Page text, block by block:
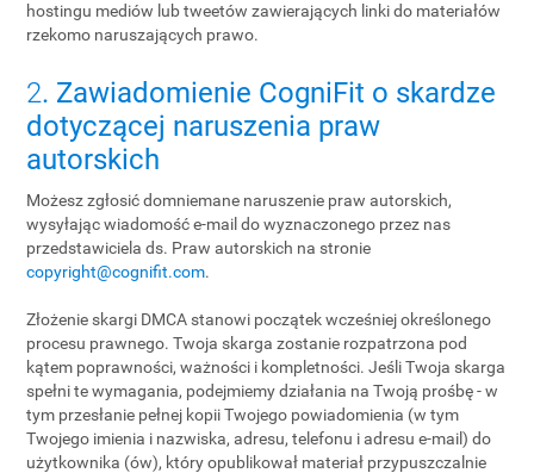
hostingu mediów lub tweetów zawierających linki do materiałów
rzekomo naruszających prawo.
2. Zawiadomienie CogniFit o skardze
dotyczącej naruszenia praw
autorskich
Możesz zgłosić domniemane naruszenie praw autorskich,
wysyłając wiadomość e-mail do wyznaczonego przez nas
przedstawiciela ds. Praw autorskich na stronie
copyright@cognifit.com.
Złożenie skargi DMCA stanowi początek wcześniej określonego
procesu prawnego. Twoja skarga zostanie rozpatrzona pod
kątem poprawności, ważności i kompletności. Jeśli Twoja skarga
spełni te wymagania, podejmiemy działania na Twoją prośbę - w
tym przesłanie pełnej kopii Twojego powiadomienia (w tym
Twojego imienia i nazwiska, adresu, telefonu i adresu e-mail) do
użytkownika (ów), który opublikował materiał przypuszczalnie